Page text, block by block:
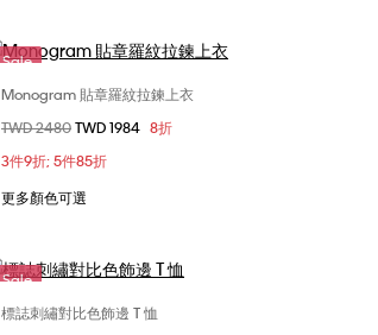
Sale
選擇您的尺碼
XXS
Monogram 貼章羅紋拉鍊上衣
價格扣減從
TWD 2480至
TWD 1984 8折
3件9折; 5件85折
更多顏色可選
Sale
選擇您的尺碼
標誌刺繡對比色飾邊 T 恤